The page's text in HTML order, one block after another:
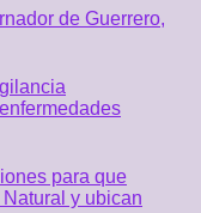
de Guerrero,
para que
y ubican